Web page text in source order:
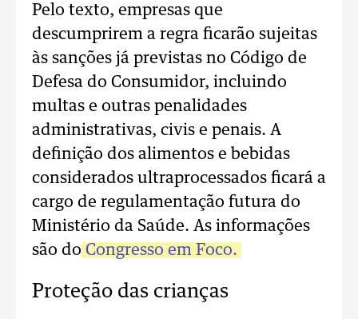
Pelo texto, empresas que
descumprirem a regra ficarão sujeitas
às sanções já previstas no Código de
Defesa do Consumidor, incluindo
multas e outras penalidades
administrativas, civis e penais. A
definição dos alimentos e bebidas
considerados ultraprocessados ficará a
cargo de regulamentação futura do
Ministério da Saúde. As informações
são do Congresso em Foco.
Proteção das crianças